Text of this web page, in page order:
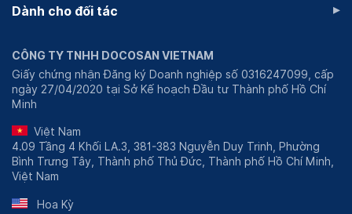
Dành cho đối tác ▸
CÔNG TY TNHH DOCOSAN VIETNAM
Giấy chứng nhận Đăng ký Doanh nghiệp số 0316247099, cấp
ngày 27/04/2020 tại Sở Kế hoạch Đầu tư Thành phố Hồ Chí
Minh
Việt Nam
4.09 Tầng 4 Khối LA.3, 381-383 Nguyễn Duy Trinh, Phường
Bình Trưng Tây, Thành phố Thủ Đức, Thành phố Hồ Chí Minh,
Việt Nam
Hoa Kỳ